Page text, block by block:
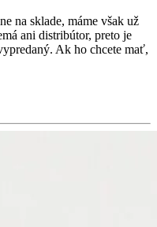
na sklade, máme však už
ani distribútor, preto je
Ak ho chcete mať,